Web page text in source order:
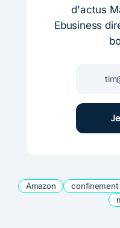
d'actus
Ebusiness
Amazon confinement